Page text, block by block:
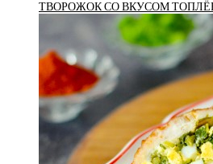
ТВОРОЖОК СО ВКУСОМ